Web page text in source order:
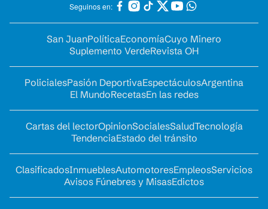
Seguinos en:
San JuanPolíticaEconomíaCuyo Minero
Suplemento VerdeRevista OH
PolicialesPasión DeportivaEspectáculosArgentina
El MundoRecetasEn las redes
Cartas del lectorOpinionSocialesSaludTecnología
TendenciaEstado del tránsito
ClasificadosInmueblesAutomotoresEmpleosServicios
Avisos Fúnebres y MisasEdictos